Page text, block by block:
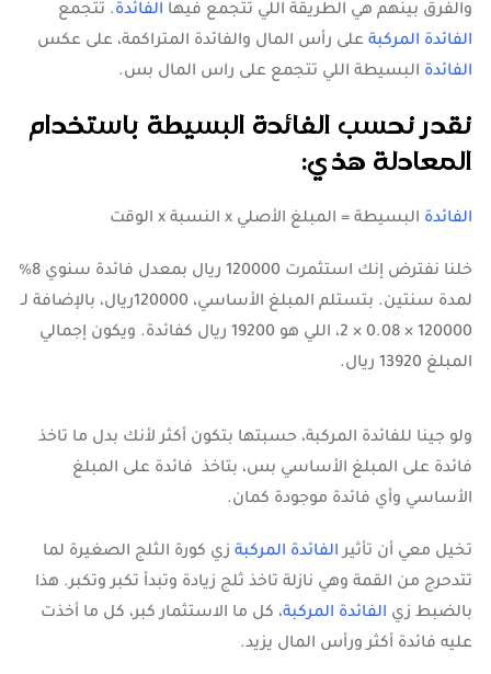
والفرق بينهم هي الطريقة اللي تتجمع فيها الفائدة. تتجمع
الفائدة المركبةعلى رأس المال والفائدة المتراكمة، على عكس
الفائدة البسيطة اللي تتجمع على راس المال بس.
نقدر نحسب الفائدة البسيطة باستخدام
المعادلة هذي:
الفائدة البسيطة = المبلغ الأصلي x النسبة x الوقت
خلنا نفترض إنك استثمرت 120000 ريال بمعدل فائدة سنوي 8%
لمدة سنتين. بتستلم المبلغ الأساسي، 120000ريال، بالإضافة لـ
120000 × 0.08 × 2، اللي هو 19200 ريال كفائدة. ويكون إجمالي
المبلغ 13920 ريال.
ولو جينا للفائدة المركبة، حسبتها بتكون أكثر لأنك بدل ما تاخذ
فائدة على المبلغ الأساسي بس، بتاخذ فائدة على المبلغ
الأساسي وأي فائدة موجودة كمان.
تخيل معي أن تأثيرالفائدة المركبةزي كورة الثلج الصغيرة لما
تتدحرج من القمة وهي نازلة تاخذ ثلج زيادة وتبدأ تكبر وتكبر. هذا
بالضبط زي الفائدة المركبة، كل ما الاستثمار كبر، كل ما أخذت
عليه فائدة أكثر ورأس المال يزيد.